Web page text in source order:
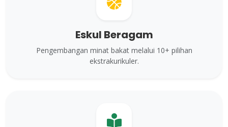
Eskul Beragam
Pengembangan minat bakat melalui 10+ pilihan
ekstrakurikuler.